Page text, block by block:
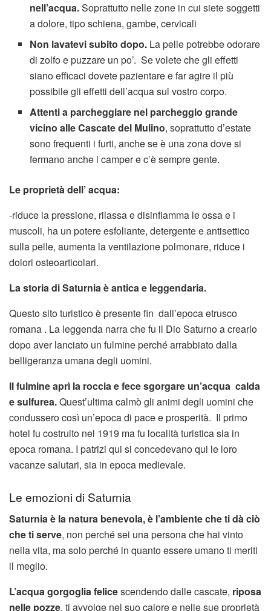
nell’acqua.Soprattutto nelle zone in cui siete soggetti
a dolore, tipo schiena, gambe, cervicali
Non lavatevi subito dopo. La pelle potrebbe odorare
di zolfo e puzzare un po’. Se volete che gli effetti
siano efficaci dovete pazientare e far agire il più
possibile gli effetti dell’acqua sul vostro corpo.
Attenti a parcheggiare nel parcheggio grande
vicino alle Cascate del Mulino, soprattutto d’estate
sono frequenti i furti, anche se è una zona dove si
fermano anche i camper e c’è sempre gente.
Le proprietà dell’ acqua:
-riduce la pressione, rilassa e disinfiamma le ossa e i
muscoli, ha un potere esfoliante, detergente e antisettico
sulla pelle, aumenta la ventilazione polmonare, riduce i
dolori osteoarticolari.
La storia di Saturnia è antica e leggendaria.
Questo sito turistico è presente fin dall’epoca etrusco
romana . La leggenda narra che fu il Dio Saturno a crearlo
dopo aver lanciato un fulmine perché arrabbiato dalla
belligeranza umana degli uomini.
Il fulmine aprì la roccia e fece sgorgare un’acqua calda
e sulfurea.Quest’ultima calmò gli animi degli uomini che
condussero così un’epoca di pace e prosperità. Il primo
hotel fu costruito nel 1919 ma fu località turistica sia in
epoca romana. I patrizi qui si concedevano qui le loro
vacanze salutari, sia in epoca medievale.
Le emozioni di Saturnia
Saturnia è la natura benevola, è l’ambiente che ti dà ciò
che ti serve, non perché sei una persona che hai vinto
nella vita, ma solo perché in quanto essere umano ti meriti
il meglio.
L’acqua gorgoglia felicescendendo dalle cascate, riposa
nelle pozze, ti avvolge nel suo calore e nelle sue proprietà